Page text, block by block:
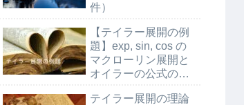
件）
【テイラー展開の例
題】exp, sin, cos の
マクローリン展開と
オイラーの公式の証
テイラー展開の理論